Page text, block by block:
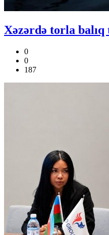
Xəzərdə torla balıq
0
0
187